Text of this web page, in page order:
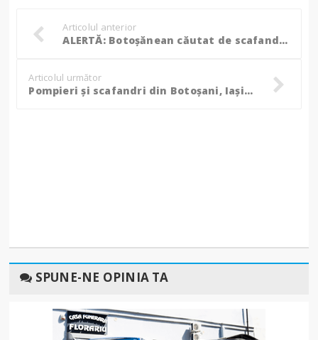
Articolul anterior
ALERTĂ: Botoșănean căutat de scafandri în apele Prutului, au fost solicitați și pompieri din Iași și Neamț!
Articolul următor
Pompieri și scafandri din Botoșani, Iași și Neamț caută în apa Prutului trupul bărbatului de 36 de ani! (Foto, Video)
SPUNE-NE OPINIA TA